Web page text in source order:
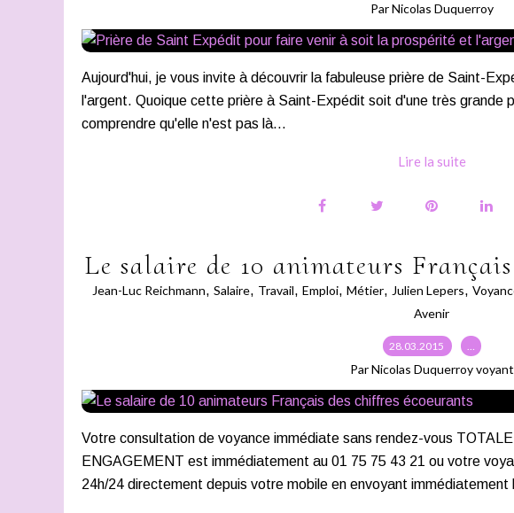
Par Nicolas Duquerroy
Aujourd'hui, je vous invite à découvrir la fabuleuse prière de Saint-
l'argent. Quoique cette prière à Saint-Expédit soit d'une très grande
comprendre qu'elle n'est pas là...
Lire la suite
Le salaire de 10 animateurs
Jean-Luc Reichmann, Salaire, Travail, Emploi, Métier, Julien Lepers,
Avenir
28.03.2015 …
Par Nicolas Duquerroy voyant
Votre consultation de voyance immédiate sans rendez-vous
ENGAGEMENT est immédiatement au 01 75 75 43 21 ou votre
24h/24 directement depuis votre mobile en envoyant immédiatement